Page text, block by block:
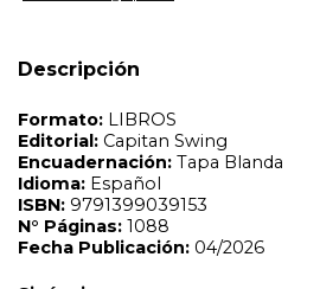
Descripción
esta dividido el cerebror La diferencia entre
perplejidad durante siglos. Basandose en
conjunto de investigaciones sobre el
prestigioso psiquiatra, escritor y pensador
revela que la diferencia entre los dos
profunda: dos formas completas y
incompatibles, de experimentar el
izquierdo, orientado al detalle, prefiere los
los seres vivos y tiende al interes propio,